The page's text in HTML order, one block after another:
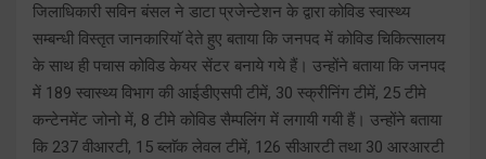
जिलाधिकारी सविन बंसल ने डाटा प्रजेन्टेशन के द्वारा कोविड स्वास्थ्य
सम्बन्धी विस्तृत जानकारियाॅ देते हुए बताया कि जनपद में कोविड चिकित्सालय
के साथ ही पचास कोविड केयर सेंटर बनाये गये हैं। उन्होंने बताया कि जनपद
में 189 स्वास्थ्य विभाग की आईडीएसपी टीमें, 30 स्क्रीनिंग टीमें, 25 टीमे
कन्टेनमेंट जोनो में, 8 टीमे कोविड सैम्पलिंग में लगायी गयी हैं। उन्होंने बताया
कि 237 वीआरटी, 15 ब्लाॅक लेवल टीमें, 126 सीआरटी तथा 30 आरआरटी